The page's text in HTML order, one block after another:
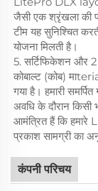
जैसी एक श्रृंखला की
टीम यह सुनिश्चित
योजना मिलती है।
5. सर्टिफिकेशन और
कोबाल्ट (कोब)
गया है। हमारी
अवधि के दौरान किसी
आमंत्रित हैं कि हमारे
प्रकाश सामग्री का
कंपनी परिचय